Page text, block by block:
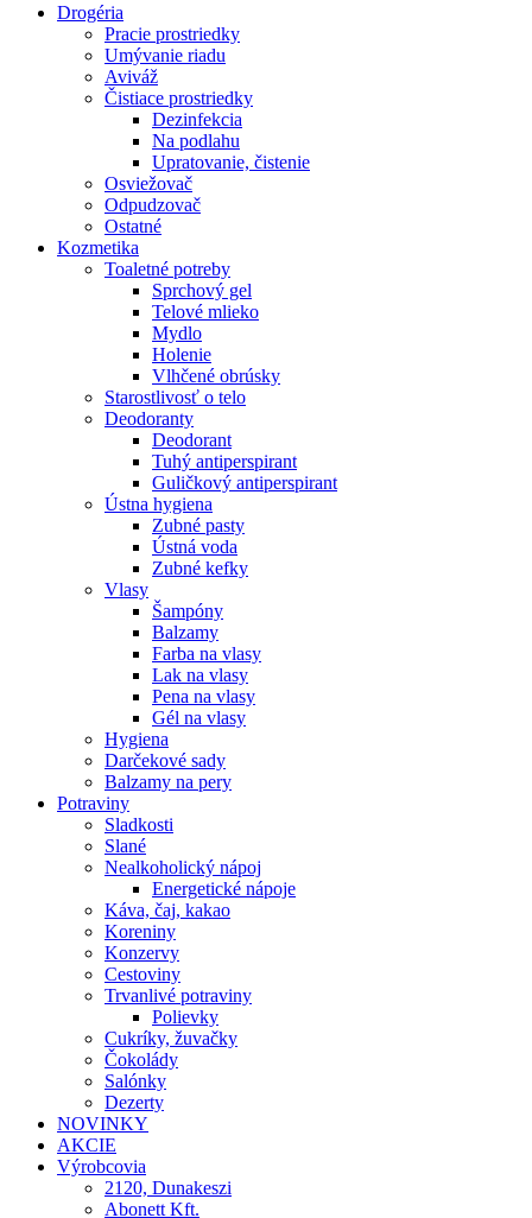
Drogéria
Pracie prostriedky
Umývanie riadu
Aviváž
Čistiace prostriedky
Dezinfekcia
Na podlahu
Upratovanie, čistenie
Osviežovač
Odpudzovač
Ostatné
Kozmetika
Toaletné potreby
Sprchový gel
Telové mlieko
Mydlo
Holenie
Vlhčené obrúsky
Starostlivosť o telo
Deodoranty
Deodorant
Tuhý antiperspirant
Guličkový antiperspirant
Ústna hygiena
Zubné pasty
Ústná voda
Zubné kefky
Vlasy
Šampóny
Balzamy
Farba na vlasy
Lak na vlasy
Pena na vlasy
Gél na vlasy
Hygiena
Darčekové sady
Balzamy na pery
Potraviny
Sladkosti
Slané
Nealkoholický nápoj
Energetické nápoje
Káva, čaj, kakao
Koreniny
Konzervy
Cestoviny
Trvanlivé potraviny
Polievky
Cukríky, žuvačky
Čokolády
Salónky
Dezerty
NOVINKY
AKCIE
Výrobcovia
2120, Dunakeszi
Abonett Kft.